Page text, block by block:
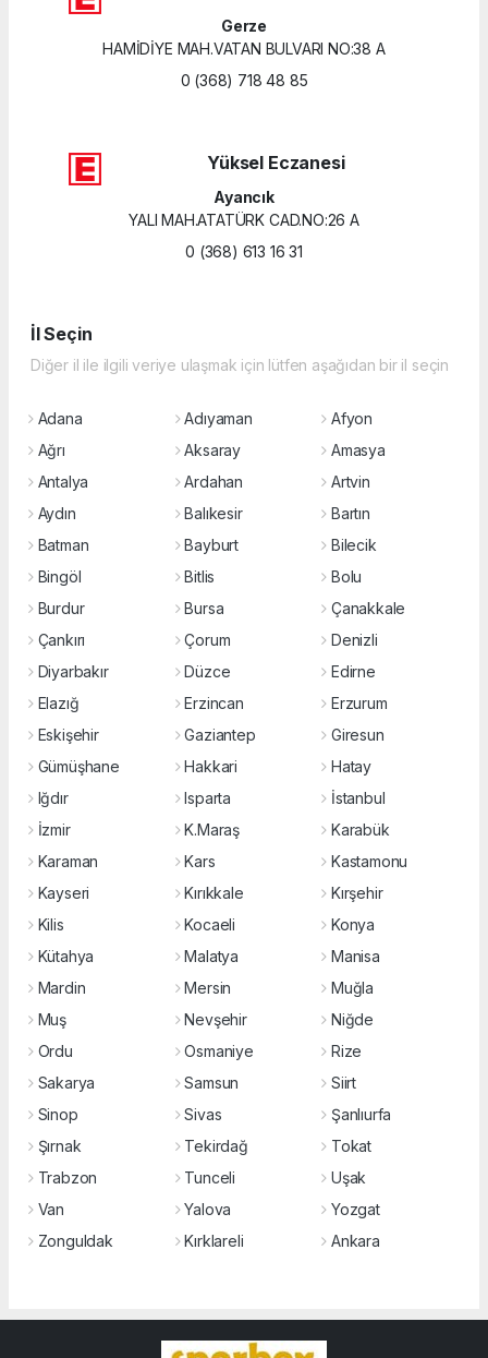
Gerze
HAMİDİYE MAH.VATAN BULVARI NO:38 A
0 (368) 718 48 85
Yüksel Eczanesi
Ayancık
YALI MAH.ATATÜRK CAD.NO:26 A
0 (368) 613 16 31
İl Seçin
Diğer il ile ilgili veriye ulaşmak için lütfen aşağıdan bir il seçin
Adana Adıyaman
Afyon
Ağrı
Aksaray
Amasya
Antalya
Ardahan
Artvin
Aydın
Balıkesir
Bartın
Batman
Bayburt
Bilecik
Bingöl
Bitlis
Bolu
Burdur
Bursa
Çanakkale
Çankırı
Çorum
Denizli
Diyarbakır
Düzce
Edirne
Elazığ
Erzincan
Erzurum
Eskişehir
Gaziantep
Giresun
Gümüşhane
Hakkari
Hatay
Iğdır
Isparta
İstanbul
İzmir
K.Maraş
Karabük
Karaman
Kars
Kastamonu
Kayseri
Kırıkkale
Kırşehir
Kilis
Kocaeli
Konya
Kütahya
Malatya
Manisa
Mardin
Mersin
Muğla
Muş
Nevşehir
Niğde
Ordu
Osmaniye
Rize
Sakarya
Samsun
Siirt
Sinop
Sivas
Şanlıurfa
Şırnak
Tekirdağ
Tokat
Trabzon
Tunceli
Uşak
Van
Yalova
Yozgat
Zonguldak
Kırklareli Ankara